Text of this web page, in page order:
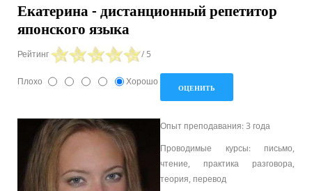
Акции
Материалы
Екатерина - дистанционный репетитор
японского языка
Рейтинг / 5
Плохо Хорошо
Опыт преподавания: 3 года
Проводимые курсы: письмо,
чтение, практика разговора,
теория, перевод